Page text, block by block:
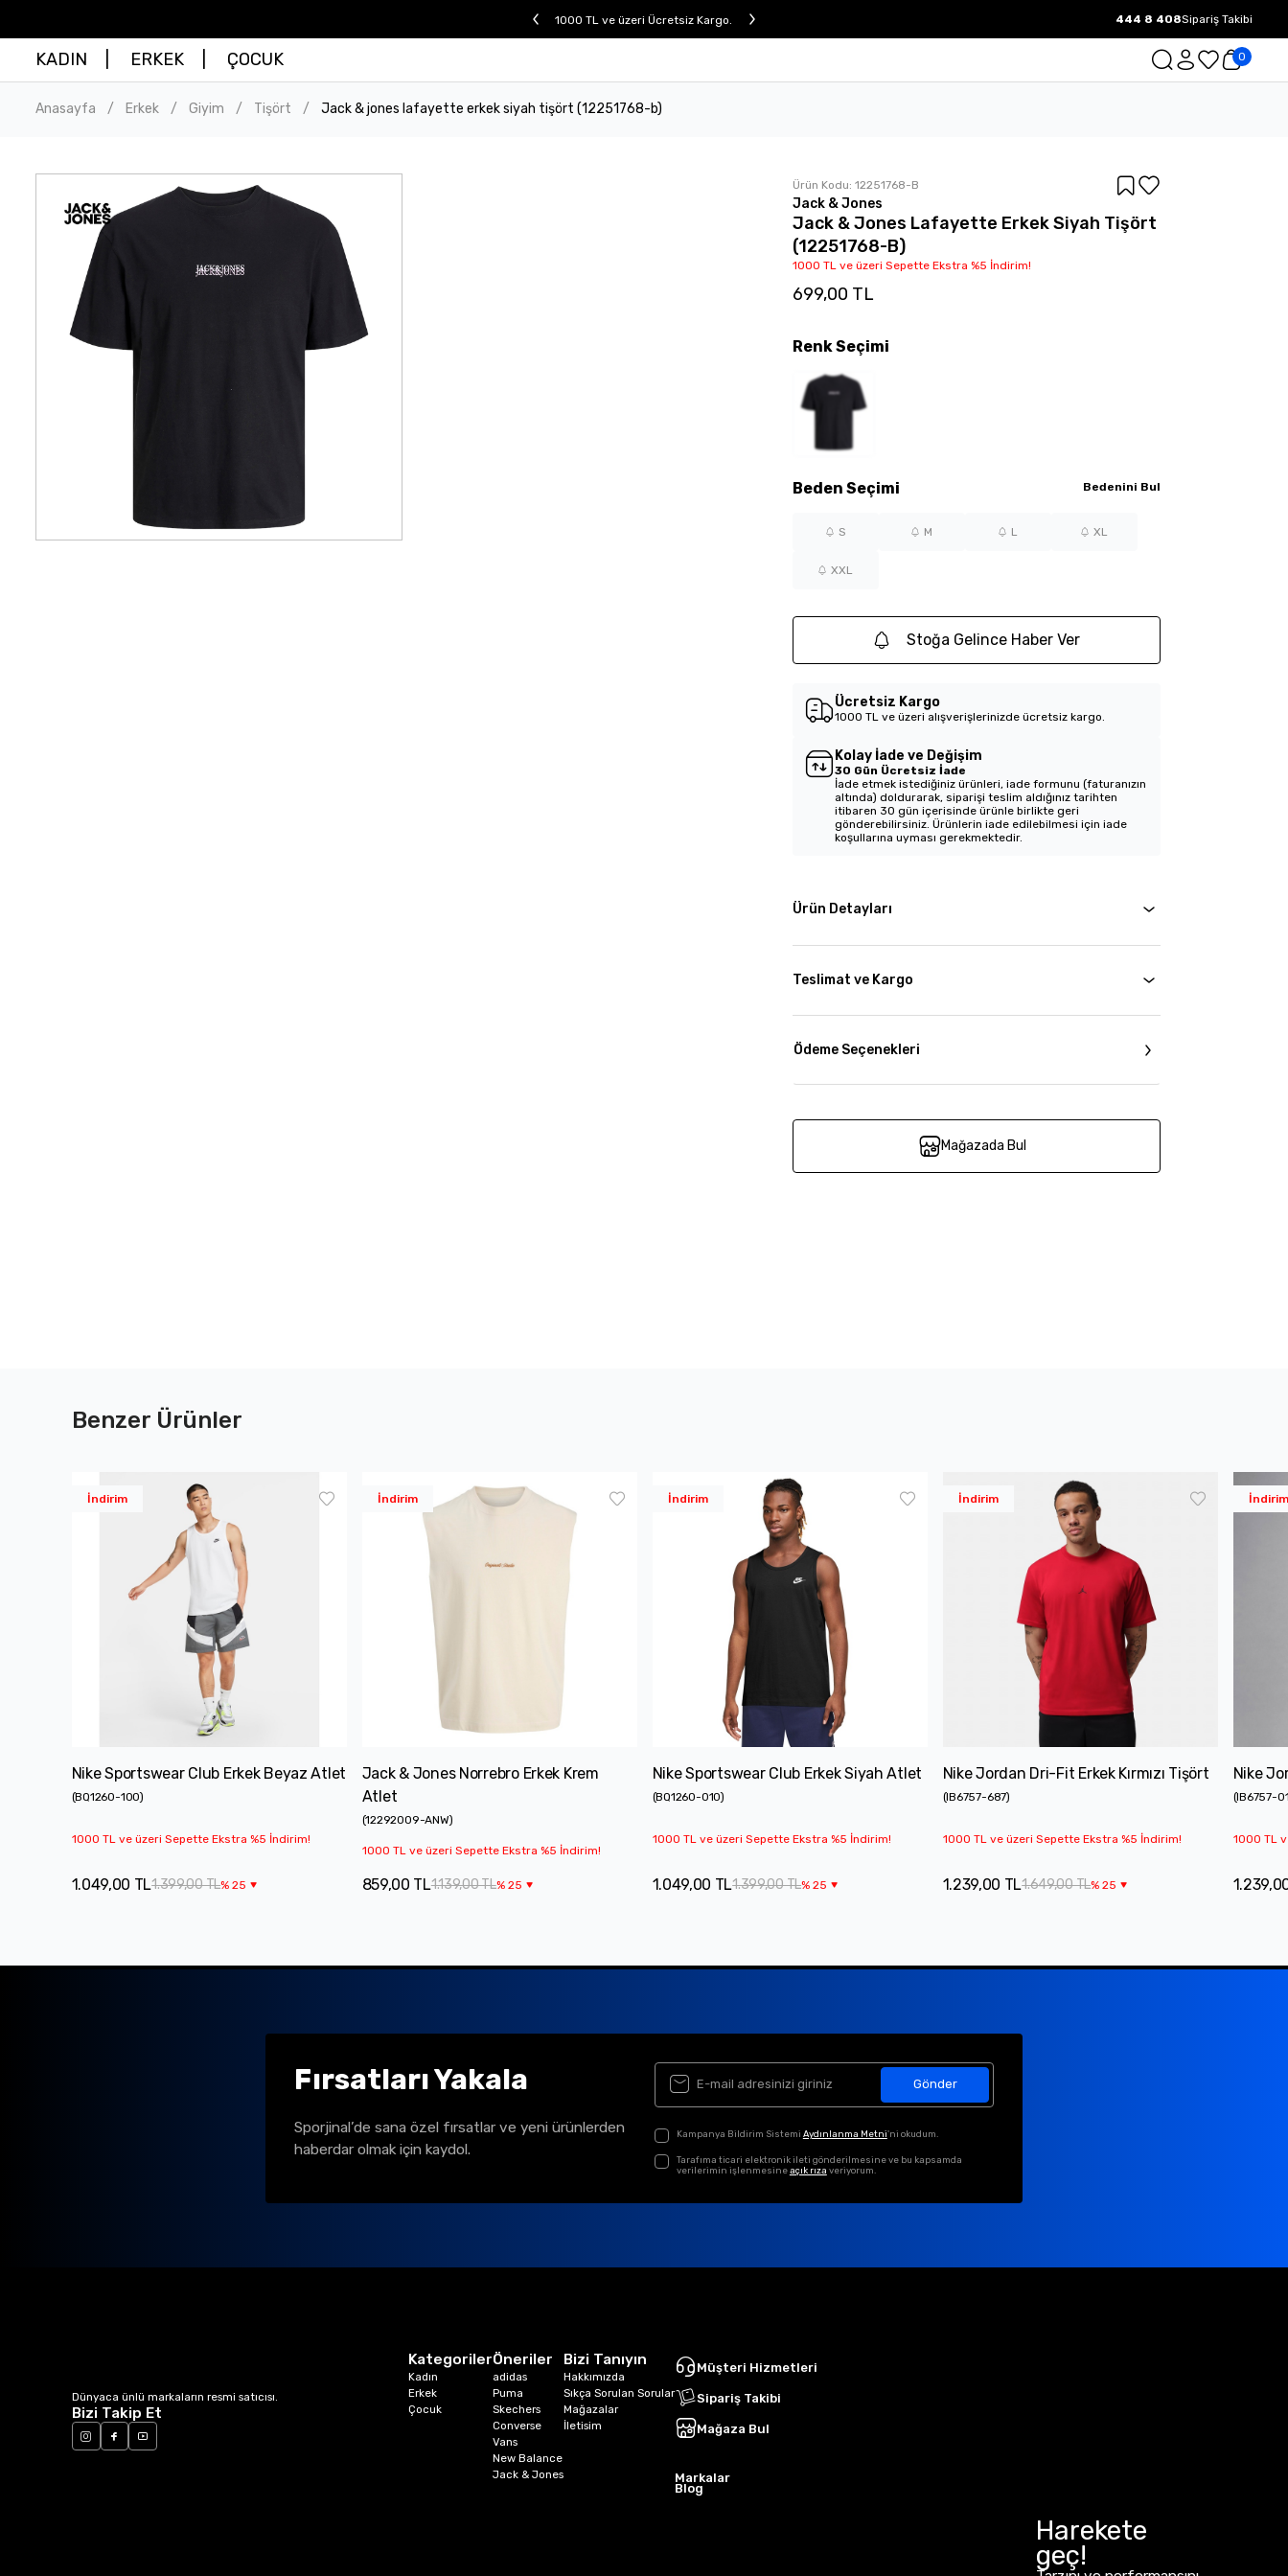
1000 TL ve üzeri Ücretsiz Kargo. 1000 TL ve üzeri Ücretsiz Kargo.
444 8 408Sipariş Takibi
KADIN ERKEK ÇOCUK 0
Anasayfa / Erkek / Giyim / Tişört / Jack & jones lafayette erkek siyah tişört (12251768-b)
Ürün Kodu: 12251768-B
Jack & Jones
Jack & Jones Lafayette Erkek Siyah Tişört
(12251768-B)
1000 TL ve üzeri Sepette Ekstra %5 İndirim!
699,00 TL
Beden Seçimi Bedenini Bul
S M L XL
XXL
RenkSeçimi
Stoğa Gelince Haber Ver
Ücretsiz Kargo
1000 TL ve üzeri alışverişlerinizde ücretsiz kargo.
Kolay İade ve Değişim
30 Gün Ücretsiz İade
İade etmek istediğiniz ürünleri, iade formunu (faturanızın
altında) doldurarak, siparişi teslim aldığınız tarihten
itibaren 30 gün içerisinde ürünle birlikte geri
gönderebilirsiniz. Ürünlerin iade edilebilmesi için iade
koşullarına uyması gerekmektedir.
Ürün Detayları
Teslimat ve Kargo
Ödeme Seçenekleri
Mağazada Bul
Benzer Ürünler
İndirim
Nike Sportswear Club Erkek Beyaz Atlet
(BQ1260-100)
1000 TL ve üzeri Sepette Ekstra %5 İndirim!
1.399,00 TL%25
1.049,00 TL
İndirim
Jack & Jones Norrebro Erkek Krem
Atlet
(12292009-ANW)
1000 TL ve üzeri Sepette Ekstra %5 İndirim!
1.139,00 TL% 25
859,00 TL
İndirim
Nike Sportswear Club Erkek Siyah Atlet
(BQ1260-010)
1000 TL ve üzeri Sepette Ekstra %5 İndirim!
1.399,00 TL%25
1.049,00 TL
İndirim
Nike Jordan Dri-Fit Erkek Kırmızı Tişört
(IB6757-687)
1000 TL ve üzeri Sepette Ekstra %5 İndirim!
1.649,00 TL%25
1.239,00 TL
İndirim
Nike
(IB6757-
1000 TL
Fırsatları Yakala
Sporjinal’de sana özel fırsatlar ve yeni ürünlerden
haberdar olmak için kaydol.
Gönder
Kampanya Bildirim Sistemi Aydınlanma Metni'ni okudum.
Tarafıma ticari elektronik ileti gönderilmesine ve bu kapsamda
verilerimin işlenmesineaçık rıza veriyorum.
Dünyaca ünlü markaların resmi satıcısı.
Bizi Takip Et
Kategoriler
Kadın
Erkek
Çocuk
Öneriler
adidas
Puma
Skechers
Converse
Vans
New Balance
Jack & Jones
Bizi Tanıyın
Hakkımızda
Sıkça Sorulan Sorular
Mağazalar
İletisim
Müşteri Hizmetleri
Sipariş Takibi
Mağaza Bul
Markalar
Blog
Harekete
geç!